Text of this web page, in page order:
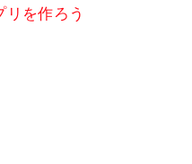
を作ろう